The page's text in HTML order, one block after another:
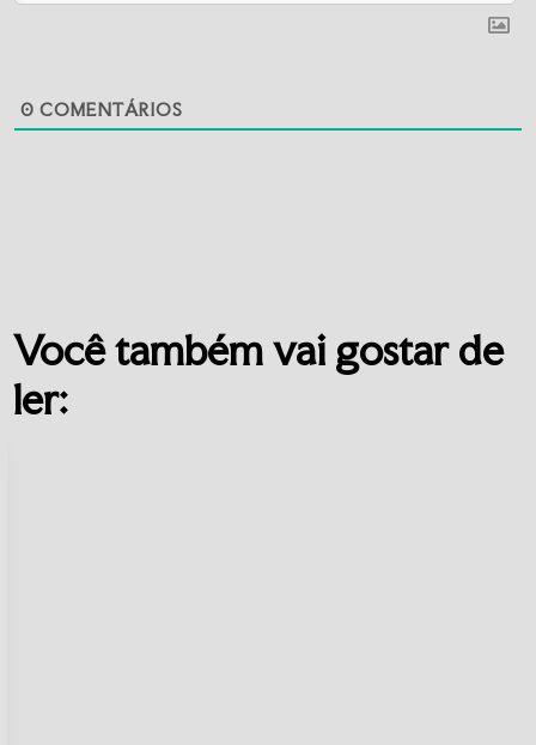
0 COMENTÁRIOS
Você também vai gostar de
ler: